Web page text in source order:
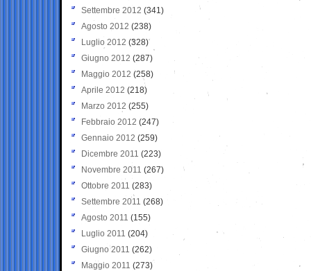
Settembre 2012 (341)
Agosto 2012 (238)
Luglio 2012 (328)
Giugno 2012 (287)
Maggio 2012 (258)
Aprile 2012 (218)
Marzo 2012 (255)
Febbraio 2012 (247)
Gennaio 2012 (259)
Dicembre 2011 (223)
Novembre 2011 (267)
Ottobre 2011 (283)
Settembre 2011 (268)
Agosto 2011 (155)
Luglio 2011 (204)
Giugno 2011 (262)
Maggio 2011 (273)